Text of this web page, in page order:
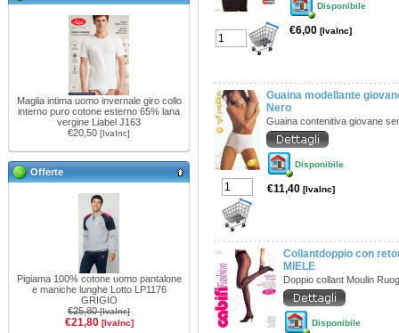
Maglia intima uomo invernale giro collo
interno puro cotone esterno 65% lana
vergine Liabel J163
€20,50 [IvaInc]
Offerte
Pigiama 100% cotone uomo pantalone
e maniche lunghe Lotto LP1176
GRIGIO
€25,80[IvaInc]
€21,80 [IvaInc]
Disponibile
€6,00 [IvaInc]
Guaina modellante
Nero
Guaina contenitiva giovane
Disponibile
€11,40 [IvaInc]
Collantdoppio con
MIELE
Doppio collant Moulin
Disponibile